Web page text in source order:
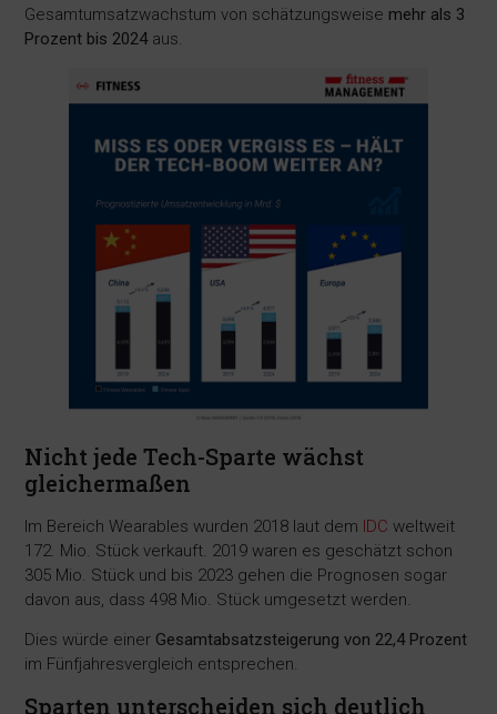
Gesamtumsatzwachstum von schätzungsweise mehr als 3
Prozent bis 2024aus.
Nicht jede Tech-Sparte wächst
gleichermaßen
Im Bereich Wearables wurden 2018 laut dem IDC weltweit
172. Mio. Stück verkauft. 2019 waren es geschätzt schon
305 Mio. Stück und bis 2023 gehen die Prognosen sogar
davon aus, dass 498 Mio. Stück umgesetzt werden.
Dies würde einer Gesamtabsatzsteigerung von 22,4 Prozent
im Fünfjahresvergleich entsprechen.
Sparten unterscheiden sich deutlich